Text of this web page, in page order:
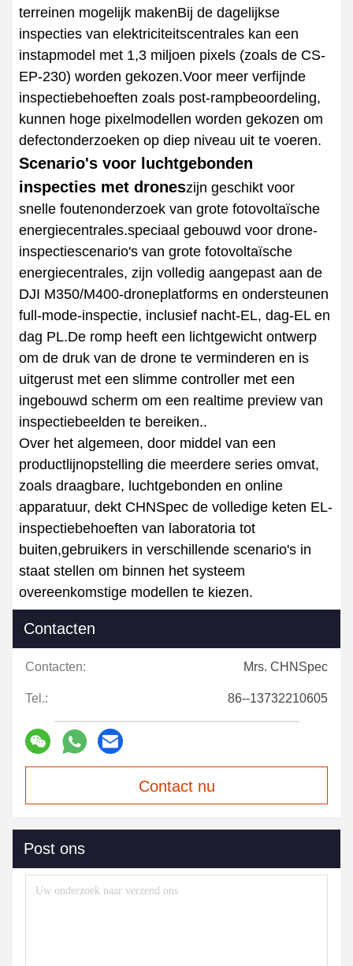
terreinen mogelijk makenBij de dagelijkse
inspecties van elektriciteitscentrales kan een
instapmodel met 1,3 miljoen pixels (zoals de CS-
EP-230) worden gekozen.Voor meer verfijnde
inspectiebehoeften zoals post-rampbeoordeling,
kunnen hoge pixelmodellen worden gekozen om
defectonderzoeken op diep niveau uit te voeren.
Scenario's voor luchtgebonden
inspecties met droneszijn geschikt voor
snelle foutenonderzoek van grote fotovoltaïsche
energiecentrales.speciaal gebouwd voor drone-
inspectiescenario's van grote fotovoltaïsche
energiecentrales, zijn volledig aangepast aan de
DJI M350/M400-droneplatforms en ondersteunen
full-mode-inspectie, inclusief nacht-EL, dag-EL en
dag PL.De romp heeft een lichtgewicht ontwerp
om de druk van de drone te verminderen en is
uitgerust met een slimme controller met een
ingebouwd scherm om een realtime preview van
inspectiebeelden te bereiken..
Over het algemeen, door middel van een
productlijnopstelling die meerdere series omvat,
zoals draagbare, luchtgebonden en online
apparatuur, dekt CHNSpec de volledige keten EL-
inspectiebehoeften van laboratoria tot
buiten,gebruikers in verschillende scenario's in
staat stellen om binnen het systeem
overeenkomstige modellen te kiezen.
Contacten
Contacten: Mrs. CHNSpec
Tel.: 86--13732210605
Contact nu
Post ons